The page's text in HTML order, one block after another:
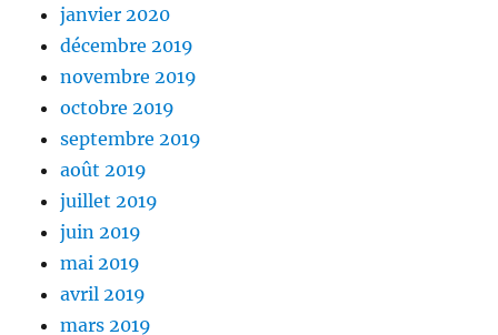
janvier 2020
décembre 2019
novembre 2019
octobre 2019
septembre 2019
août 2019
juillet 2019
juin 2019
mai 2019
avril 2019
mars 2019